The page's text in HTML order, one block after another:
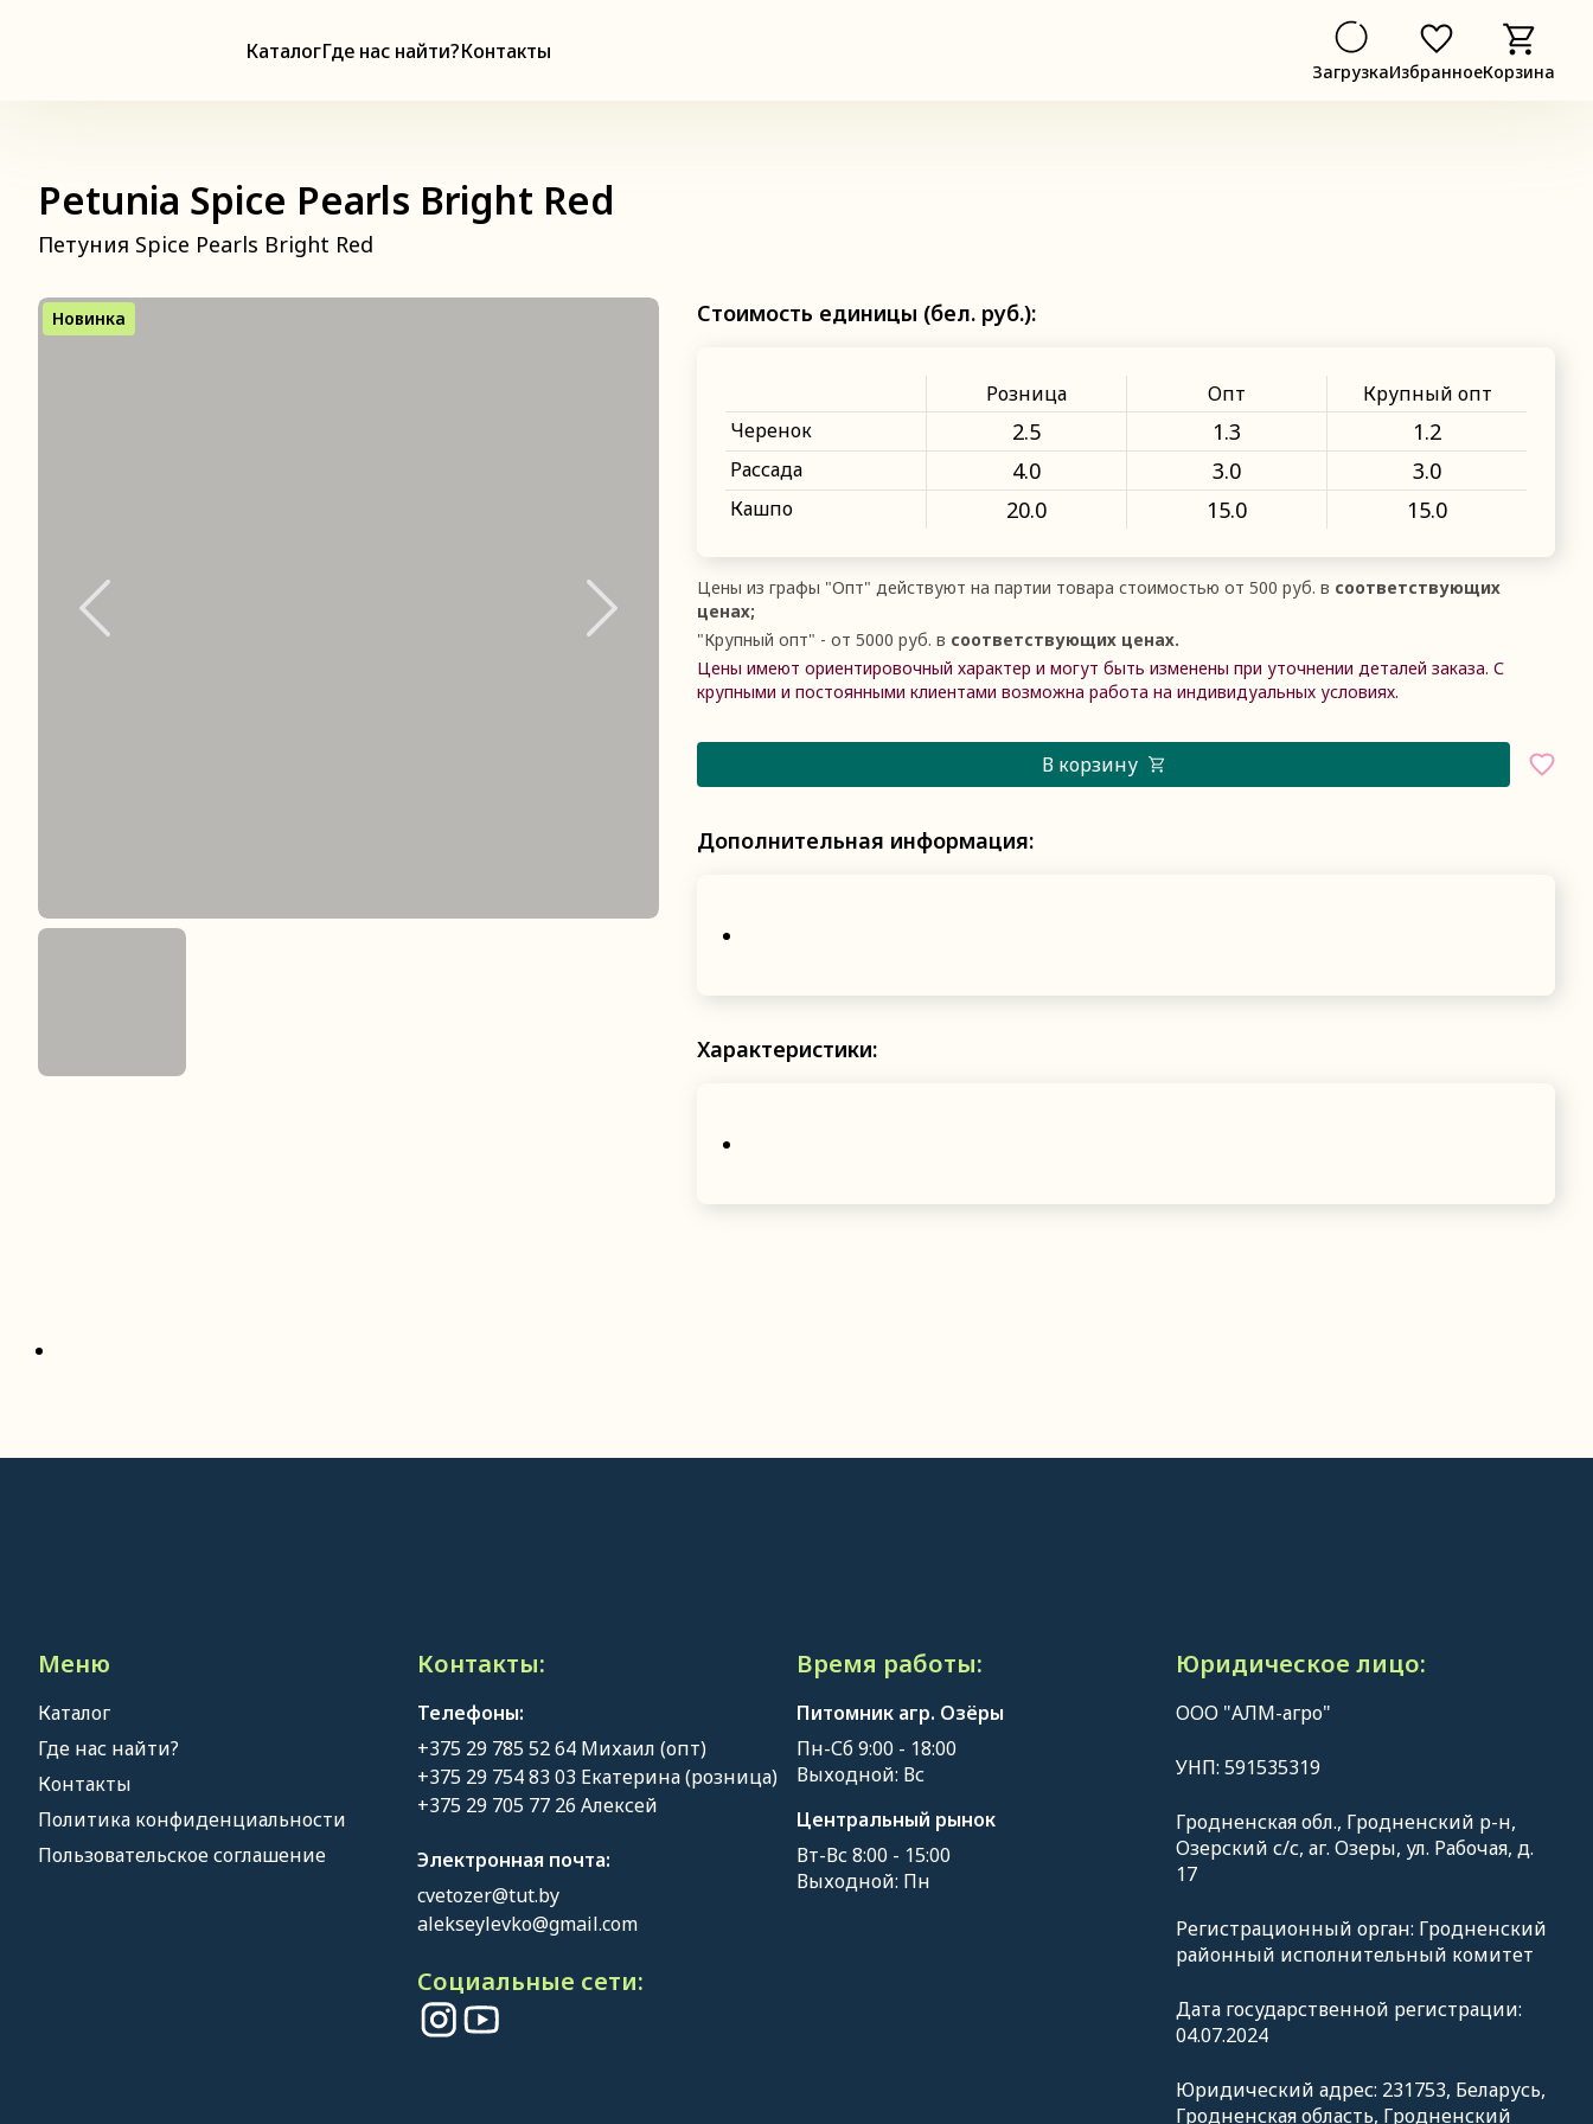
КаталогГде нас найти?Контакты
ЗагрузкаИзбранноеКорзина
Petunia Spice Pearls Bright Red
Петуния Spice Pearls Bright Red
Новинка Стоимость единицы (бел. руб.):
Розница Опт
Крупный опт
Черенок
2.5 1.3 1.2
Рассада 4.0 3.0 3.0
Кашпо 20.0 15.0 15.0
Цены из графы "Опт" действуют на партии товара стоимостью от 500 руб. в соответствующих
ценах;
"Крупный опт" - от 5000 руб. в соответствующих ценах.
Цены имеют ориентировочный характер и могут быть изменены при уточнении деталей заказа. С
крупными и постоянными клиентами возможна работа на индивидуальных условиях.
В корзину
Дополнительная информация:
Характеристики:
Меню
Каталог
Где нас найти?
Контакты
Политика конфиденциальности
Пользовательское соглашение
Контакты:
Телефоны:
+375 29 785 52 64 Михаил (опт)
+375 29 754 83 03 Екатерина (розница)
+375 29 705 77 26 Алексей
Электронная почта:
cvetozer@tut.by
alekseylevko@gmail.com
Социальные сети:
Время работы:
Питомник агр. Озёры
Пн-Сб 9:00 - 18:00
Выходной: Вс
Центральный рынок
Вт-Вс 8:00 - 15:00
Выходной: Пн
Юридическое лицо:
ООО "АЛМ-агро"
УНП: 591535319
Гродненская обл., Гродненский р-н,
Озерский с/с, аг. Озеры, ул. Рабочая, д.
17
Регистрационный орган: Гродненский
районный исполнительный комитет
Дата государственной регистрации:
04.07.2024
Юридический адрес: 231753, Беларусь,
Гродненская область, Гродненский